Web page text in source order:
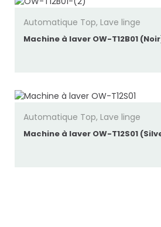
Automatique Top, Lave linge
Machine à laver OW-T12B01
Automatique Top, Lave linge
Machine à laver OW-T12S01